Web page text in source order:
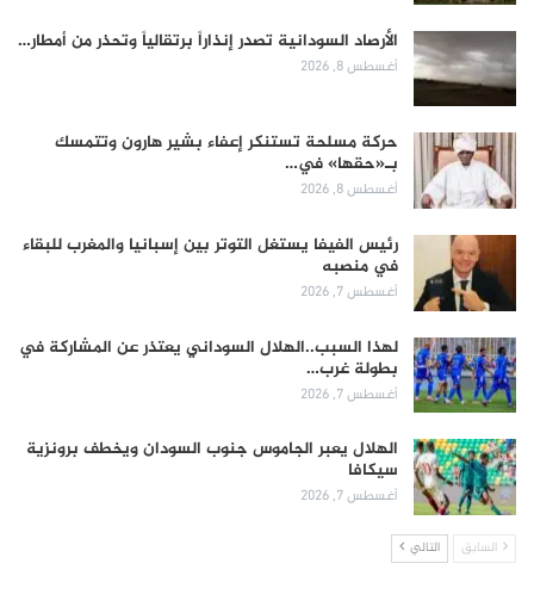
الأرصاد السودانية تصدر إنذاراً برتقالياً وتحذر من أمطار…
أغسطس 8, 2026
حركة مسلحة تستنكر إعفاء بشير هارون وتتمسك
بـ«حقها» في…
أغسطس 8, 2026
رئيس الفيفا يستغل التوتر بين إسبانيا والمغرب للبقاء
في منصبه
أغسطس 7, 2026
لهذا السبب..الهلال السوداني يعتذر عن المشاركة في
بطولة غرب…
أغسطس 7, 2026
الهلال يعبر الجاموس جنوب السودان ويخطف برونزية
سيكافا
أغسطس 7, 2026
السابق التالي